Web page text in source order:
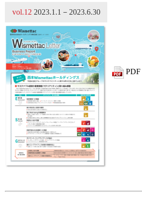
vol.12 2023.1.1－2023.6.30
PDF